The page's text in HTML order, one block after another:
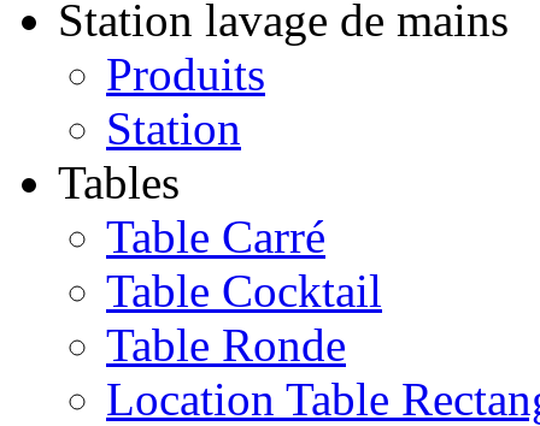
Station lavage de mains
Produits
Station
Tables
Table Carré
Table Cocktail
Table Ronde
Location Table